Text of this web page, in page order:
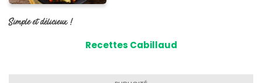
Simple et délicieux !
Recettes Cabillaud